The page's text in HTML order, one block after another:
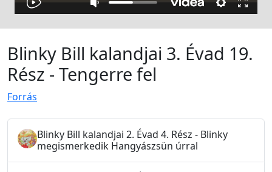
Blinky Bill kalandjai 3. Évad 19.
Rész - Tengerre fel
Forrás
Blinky Bill kalandjai 2. Évad 4. Rész - Blinky
megismerkedik Hangyászsün úrral